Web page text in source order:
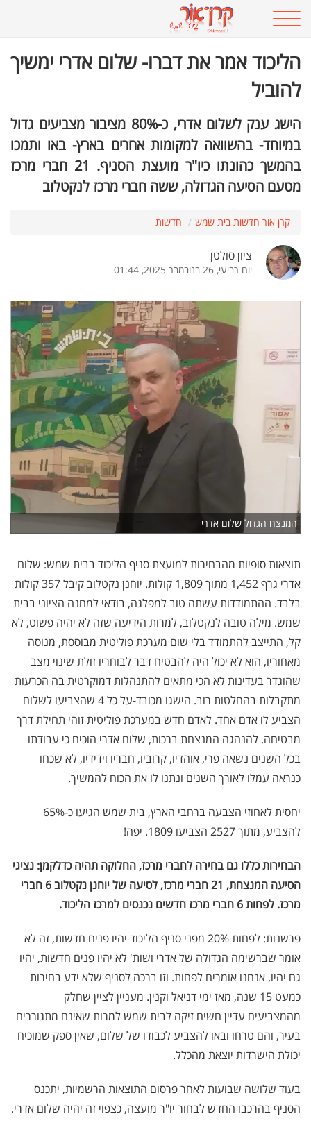
הליכוד אמר את דברו- שלום אדרי ימשיך
להוביל
הישג ענק לשלום אדרי, כ-80% מציבור מצביעים גדול
במיוחד- בהשוואה למקומות אחרים בארץ- באו ותמכו
בהמשך כהונתו כיו"ר מועצת הסניף. 21 חברי מרכז
מטעם הסיעה הגדולה, ששה חברי מרכז לנקטלוב
קרן אור חדשות בית שמש חדשות
ציון סולטן
יום רביעי, 26 בנובמבר 2025, 01:44
המנצח הגדול שלום אדרי
תוצאות סופיות מהבחירות למועצת סניף הליכוד בבית שמש: שלום
אדרי גרף 1,452 מתוך 1,809 קולות. יוחנן נקטלוב קיבל 357 קולות
בלבד. ההתמודדות עשתה טוב למפלגה, בודאי למחנה הציוני בבית
שמש. מילה טובה לנקטלוב, למרות הידיעה שזה לא יהיה פשוט, לא
קל, התייצב להתמודד בלי שום מערכת פוליטית מבוססת, מנוסה
מאחוריו, הוא לא יכול היה להבטיח דבר לבוחריו זולת שינוי מצב
שהוגדר בעדינות לא הכי מתאים להתנהלות דמוקרטית בה הכרעות
מתקבלות בהחלטות רוב. הישגו מכובד-על כל 4 שהצביעו לשלום
הצביע לו אדם אחד. לאדם חדש במערכת פוליטית זוהי תחילת דרך
מבטיחה. להנהגה המנצחת ברכות, שלום אדרי הוכיח כי עבודתו
בכל השנים נשאה פרי, אוהדיו, קרוביו, חבריו וידידיו, לא שכחו
כנראה עמלו לאורך השנים ונתנו לו את הכוח להמשיך.
יחסית לאחוזי הצבעה ברחבי הארץ, בית שמש הגיעו כ-65%
להצביע, מתוך 2527 הצביעו 1809. יפה!
הבחירות כללו גם בחירה לחברי מרכז, החלוקה תהיה כדלקמן: נציגי
הסיעה המנצחת, 21 חברי מרכז, לסיעה של יוחנן נקטלוב 6 חברי
מרכז. לפחות 6 חברי מרכז חדשים נכנסים למרכז הליכוד.
פרשנות: לפחות 20% מפני סניף הליכוד יהיו פנים חדשות, זה לא
אומר שברשימה הגדולה של אדרי ושות' לא יהיו פנים חדשות, יהיו
גם יהיו. אנחנו אומרים לפחות. וזו ברכה לסניף שלא ידע בחירות
כמעט 15 שנה, מאז ימי דניאל וקנין. מעניין לציין שחלק
מהמצביעים עדיין חשים זיקה לבית שמש למרות שאינם מתגוררים
בעיר, והם טרחו ובאו להצביע לכבודו של שלום, שאין ספק שמוכיח
יכולת הישרדות יוצאת מהכלל.
בעוד שלושה שבועות לאחר פרסום התוצאות הרשמיות, יתכנס
הסניף בהרכבו החדש לבחור יו"ר מועצה, כצפוי זה יהיה שלום אדרי.